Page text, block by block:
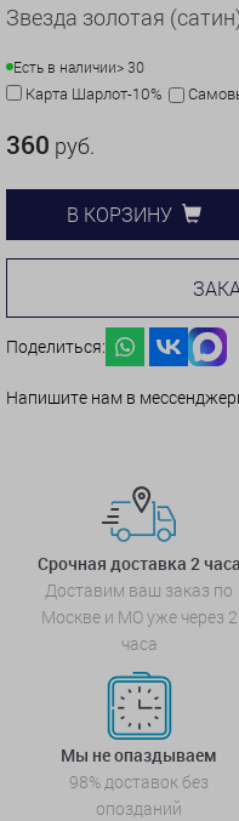
Звезда золотая
Есть в наличии> 30
Карта Шарлот-10%
360 руб.
В КОРЗИНУ
Поделиться:
Напишите нам в
Срочная доставка 2 часа
Доставим ваш заказ по
Москве и МО уже через 2
часа
Мы не опаздываем
98% доставок без
опозданий